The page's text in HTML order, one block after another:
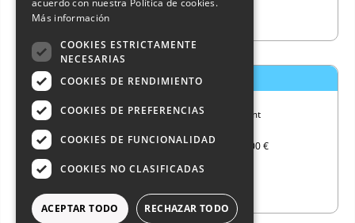
Beneteau 50
Eslora
14,90 mt
Precio
125.000 €
acuerdo con nuestra Política de cookies.
Más información
COOKIES ESTRICTAMENTE
NECESARIAS
COOKIES DE RENDIMIENTO
COOKIES DE PREFERENCIAS
COOKIES DE FUNCIONALIDAD
COOKIES NO CLASIFICADAS
ACEPTAR TODO RECHAZAR TODO